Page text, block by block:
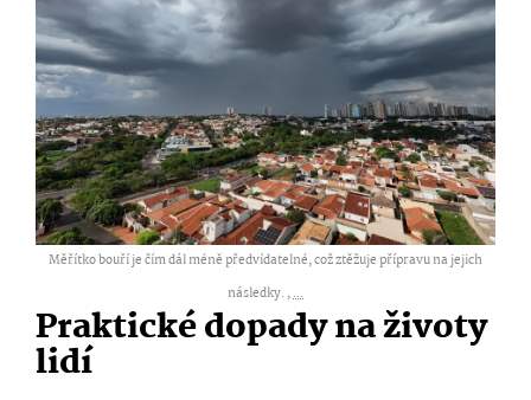
Měřítko bouří je čím dál méně předvídatelné, což ztěžuje přípravu na jejich
následky. ,...
Praktické dopady na životy
lidí